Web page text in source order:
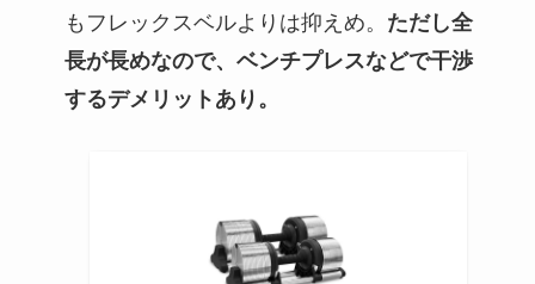
もフレックスベルよりは抑えめ。 ただし全
長が長めなので、ベンチプレスなどで干渉
するデメリットあり。